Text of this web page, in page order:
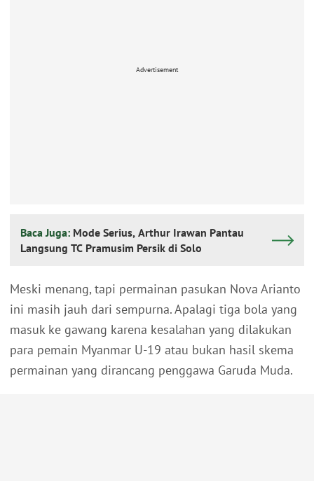
Advertisement
Baca Juga: Mode Serius, Arthur Irawan Pantau
Langsung TC Pramusim Persik di Solo
Meski menang, tapi permainan pasukan Nova Arianto
ini masih jauh dari sempurna. Apalagi tiga bola yang
masuk ke gawang karena kesalahan yang dilakukan
para pemain Myanmar U-19 atau bukan hasil skema
permainan yang dirancang penggawa Garuda Muda.